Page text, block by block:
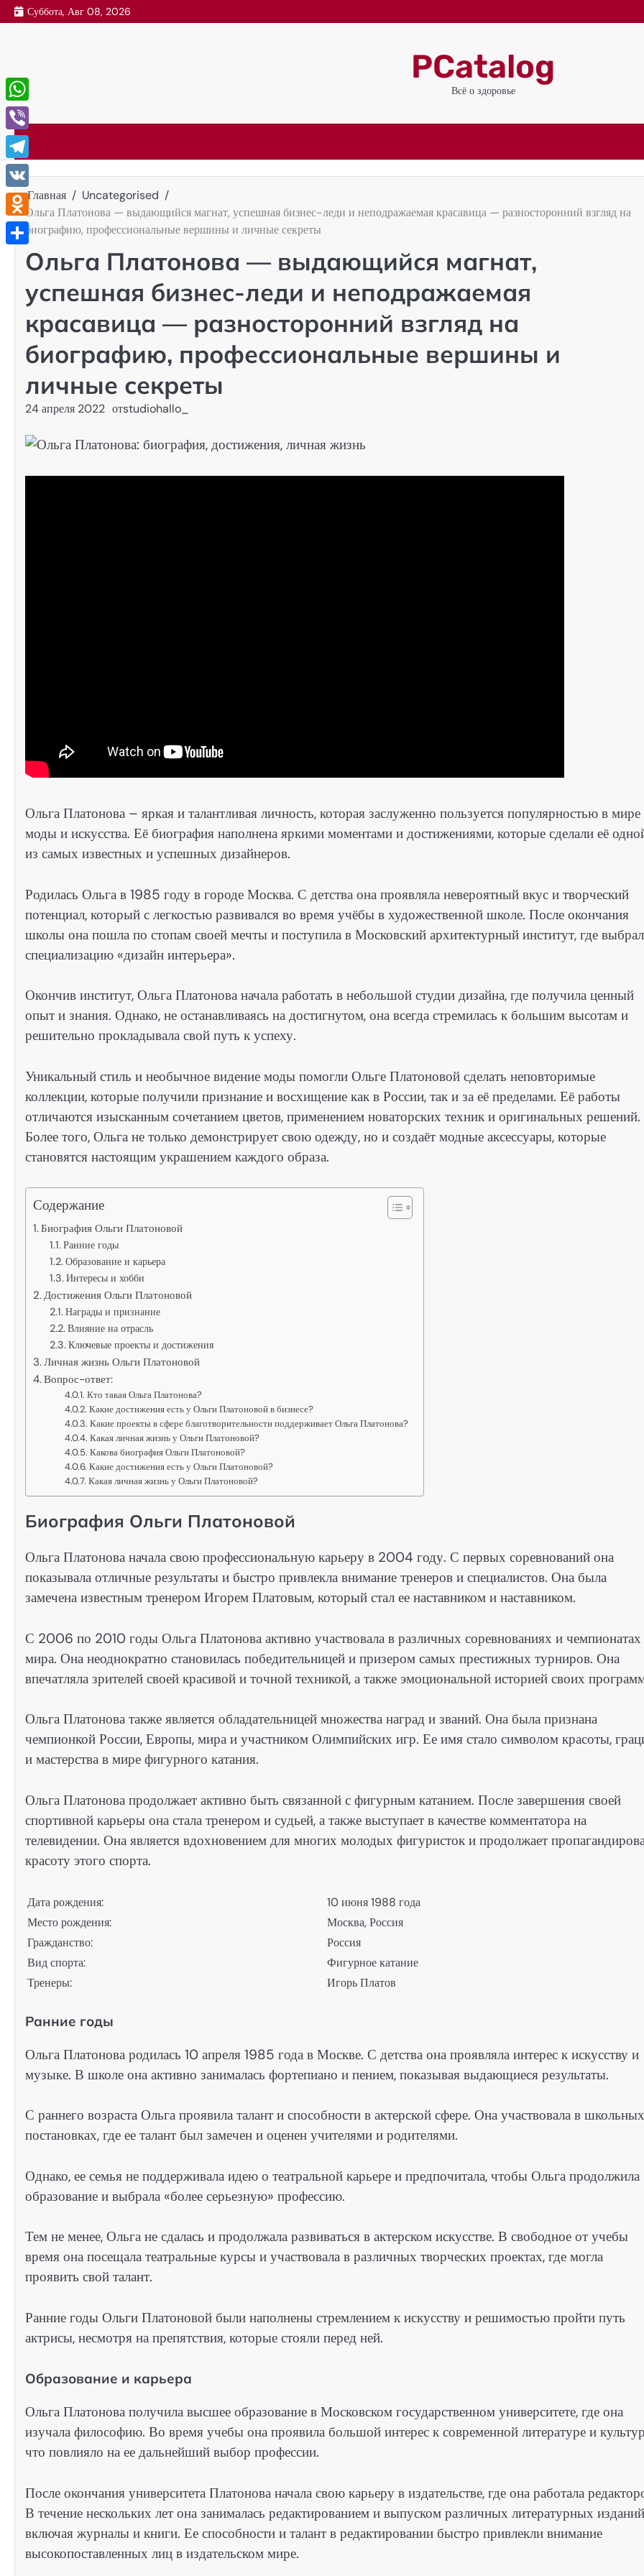
Перейти
к
Суббота, Авг 08, 2026
PCatalog
Всё о здоровье
Главная
Uncategorised
Ольга Платонова — выдающийся магнат, успешная бизнес-леди и неподражаемая красавица — разносторонний взгляд на
биографию, профессиональные вершины и личные секреты
Ольга Платонова — выдающийся магнат,
успешная бизнес-леди и неподражаемая
красавица — разносторонний взгляд на
биографию, профессиональные вершины и
личные секреты
24 апреля 2022 отstudiohallo_
Ольга Платонова – яркая и талантливая личность, которая заслуженно пользуется популярностью в мире
моды и искусства. Её биография наполнена яркими моментами и достижениями, которые сделали её
из самых известных и успешных дизайнеров.
Родилась Ольга в 1985 году в городе Москва. С детства она проявляла невероятный вкус и творческий
потенциал, который с легкостью развивался во время учёбы в художественной школе. После окончания
школы она пошла по стопам своей мечты и поступила в Московский архитектурный институт, где
специализацию «дизайн интерьера».
Окончив институт, Ольга Платонова начала работать в небольшой студии дизайна, где получила ценный
опыт и знания. Однако, не останавливаясь на достигнутом, она всегда стремилась к большим высотам и
решительно прокладывала свой путь к успеху.
Уникальный стиль и необычное видение моды помогли Ольге Платоновой сделать неповторимые
коллекции, которые получили признание и восхищение как в России, так и за её пределами. Её работы
отличаются изысканным сочетанием цветов, применением новаторских техник и оригинальных решений.
Более того, Ольга не только демонстрирует свою одежду, но и создаёт модные аксессуары, которые
становятся настоящим украшением каждого образа.
Содержание
Биография Ольги Платоновой
Ранние годы
Образование и карьера
Интересы и хобби
Достижения Ольги Платоновой
Награды и признание
Влияние на отрасль
Ключевые проекты и достижения
Личная жизнь Ольги Платоновой
Вопрос-ответ:
Кто такая Ольга Платонова?
Какие достижения есть у Ольги Платоновой в бизнесе?
Какие проекты в сфере благотворительности поддерживает Ольга Платонова?
Какая личная жизнь у Ольги Платоновой?
Какова биография Ольги Платоновой?
Какие достижения есть у Ольги Платоновой?
Какая личная жизнь у Ольги Платоновой?
Биография Ольги Платоновой
Ольга Платонова начала свою профессиональную карьеру в 2004 году. С первых соревнований она
показывала отличные результаты и быстро привлекла внимание тренеров и специалистов. Она была
замечена известным тренером Игорем Платовым, который стал ее наставником и наставником.
С 2006 по 2010 годы Ольга Платонова активно участвовала в различных соревнованиях и чемпионатах
мира. Она неоднократно становилась победительницей и призером самых престижных турниров. Она
впечатляла зрителей своей красивой и точной техникой, а также эмоциональной историей своих
Ольга Платонова также является обладательницей множества наград и званий. Она была признана
чемпионкой России, Европы, мира и участником Олимпийских игр. Ее имя стало символом красоты,
и мастерства в мире фигурного катания.
Ольга Платонова продолжает активно быть связанной с фигурным катанием. После завершения своей
спортивной карьеры она стала тренером и судьей, а также выступает в качестве комментатора на
телевидении. Она является вдохновением для многих молодых фигуристок и продолжает
красоту этого спорта.
Дата рождения:
10 июня 1988 года
Место рождения:
Москва, Россия
Гражданство:
Россия
Вид спорта:
Фигурное катание
Тренеры:
Игорь Платов
Ранние годы
Ольга Платонова родилась 10 апреля 1985 года в Москве. С детства она проявляла интерес к искусству и
музыке. В школе она активно занималась фортепиано и пением, показывая выдающиеся результаты.
С раннего возраста Ольга проявила талант и способности в актерской сфере. Она участвовала в школьных
постановках, где ее талант был замечен и оценен учителями и родителями.
Однако, ее семья не поддерживала идею о театральной карьере и предпочитала, чтобы Ольга продолжила
образование и выбрала «более серьезную» профессию.
Тем не менее, Ольга не сдалась и продолжала развиваться в актерском искусстве. В свободное от учебы
время она посещала театральные курсы и участвовала в различных творческих проектах, где могла
проявить свой талант.
Ранние годы Ольги Платоновой были наполнены стремлением к искусству и решимостью пройти путь
актрисы, несмотря на препятствия, которые стояли перед ней.
Образование и карьера
Ольга Платонова получила высшее образование в Московском государственном университете, где она
изучала философию. Во время учебы она проявила большой интерес к современной литературе и
что повлияло на ее дальнейший выбор профессии.
После окончания университета Платонова начала свою карьеру в издательстве, где она работала
В течение нескольких лет она занималась редактированием и выпуском различных литературных
включая журналы и книги. Ее способности и талант в редактировании быстро привлекли внимание
высокопоставленных лиц в издательском мире.
WhatsApp
Viber
Telegram
VK
Odnoklassniki
Отправить